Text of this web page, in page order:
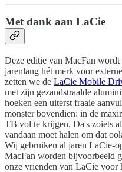
Met dank aan LaCie
Deze editie van MacFan wordt
jarenlang hét merk voor
zetten we de LaCie Mobile
met zijn gezandstraalde
hoeken een uiterst fraaie
monster bovendien: in de
TB vol te krijgen. Da's zoiets
vandaan moet halen om dat
Wij gebruiken al jaren LaCie-
MacFan worden bijvoorbeeld
onze vrienden van LaCie voor